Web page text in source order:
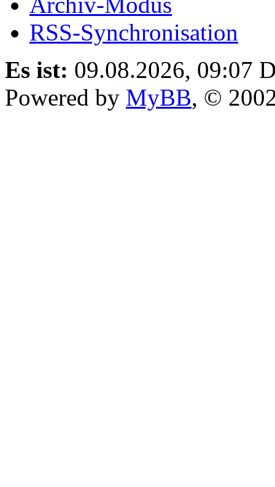
RSS-Synchronisation
Es ist: 09.08.2026, 09:07
Powered by MyBB, ©